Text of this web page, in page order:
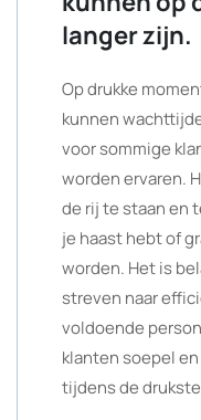
langer zijn.
Op drukke
kunnen
voor sommige
worden ervaren.
de rij te staan en
je haast hebt of
worden. Het is
streven naar
voldoende
klanten soepel
tijdens de